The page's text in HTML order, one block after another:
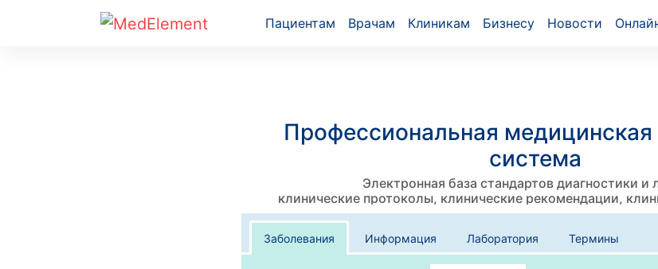
Пациентам Врачам Клиникам Бизнесу Новости
Профессиональная медицинская
система
Электронная база стандартов диагностики и
клинические протоколы, клинические рекомендации,
Заболевания Информация Лаборатория Термины